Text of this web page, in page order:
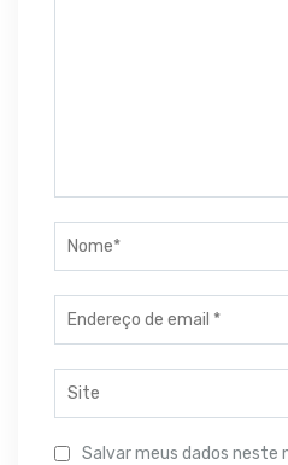
Salvar meus dados neste